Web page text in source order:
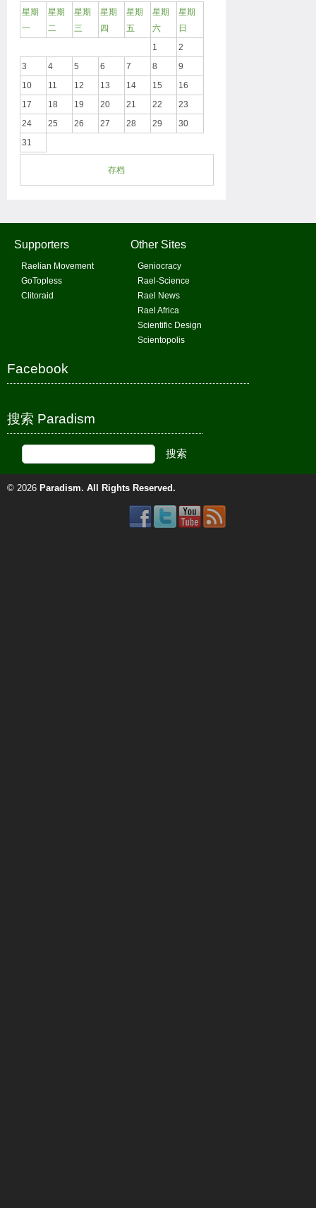
星期
一
星期
二
星期
三
星期
四
星期
五
星期
六
星期
日
1
2
3
4 5 6 7 8
9
10
11 12 13 14 15
16
17
18 19 20 21 22
23
24
25 26 27 28 29
30
31
存档
Supporters
Raelian Movement
GoTopless
Clitoraid
Other Sites
Geniocracy
Rael-Science
Rael News
Rael Africa
Scientific Design
Scientopolis
Facebook
搜索 Paradism
© 2026 Paradism. All Rights Reserved.